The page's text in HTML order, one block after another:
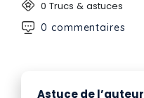
0 Trucs & astuces
0 commentaires
Astuce de l’auteur